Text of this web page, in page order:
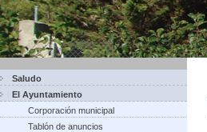
Saludo
El Ayuntamiento
Corporación municipal
Tablón de anuncios